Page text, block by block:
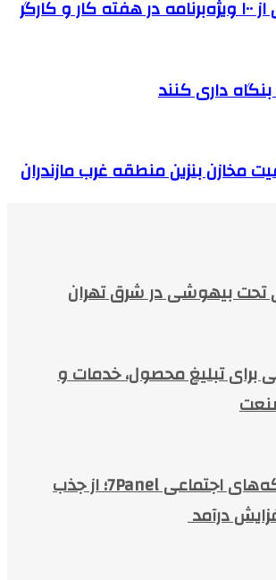
و کارگر
بنگاه داری کنند
مخازن بنزین منطقه غرب مازندران
تحت بیهوشی در شرق تهران
برای تبلیغ محصول، خدمات و
خدمات شبکه‌های اجتماعی 7Panel؛ از جذب
درآمد